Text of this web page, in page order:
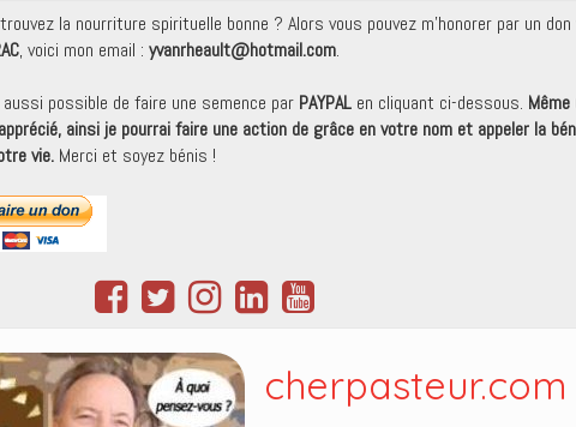
la nourriture spirituelle bonne ? Alors vous pouvez m'honorer par un
, voici mon email : yvanrheault@hotmail.com.
possible de faire une semence par PAYPAL en cliquant ci-dessous.
ainsi je pourrai faire une action de grâce en votre nom et appeler la
vie. Merci et soyez bénis !
cherpasteur.com